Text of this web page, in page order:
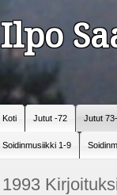
Ilpo
Koti Jutut -72 Jutut 73-
Soidinmusiikki 1-9
1993